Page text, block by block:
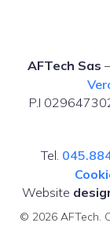
AFTech Sas –
P.I
Tel.
Website
© 2026 AFTech.